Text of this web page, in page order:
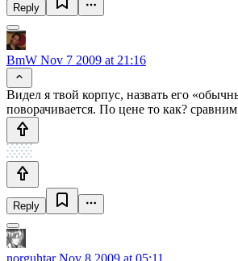
Reply
BmW Nov 7 2009 at 21:16
Видел я твой корпус, назвать его
поворачивается. По цене то как?
Reply
norguhtarNov 8 2009 at 05:11